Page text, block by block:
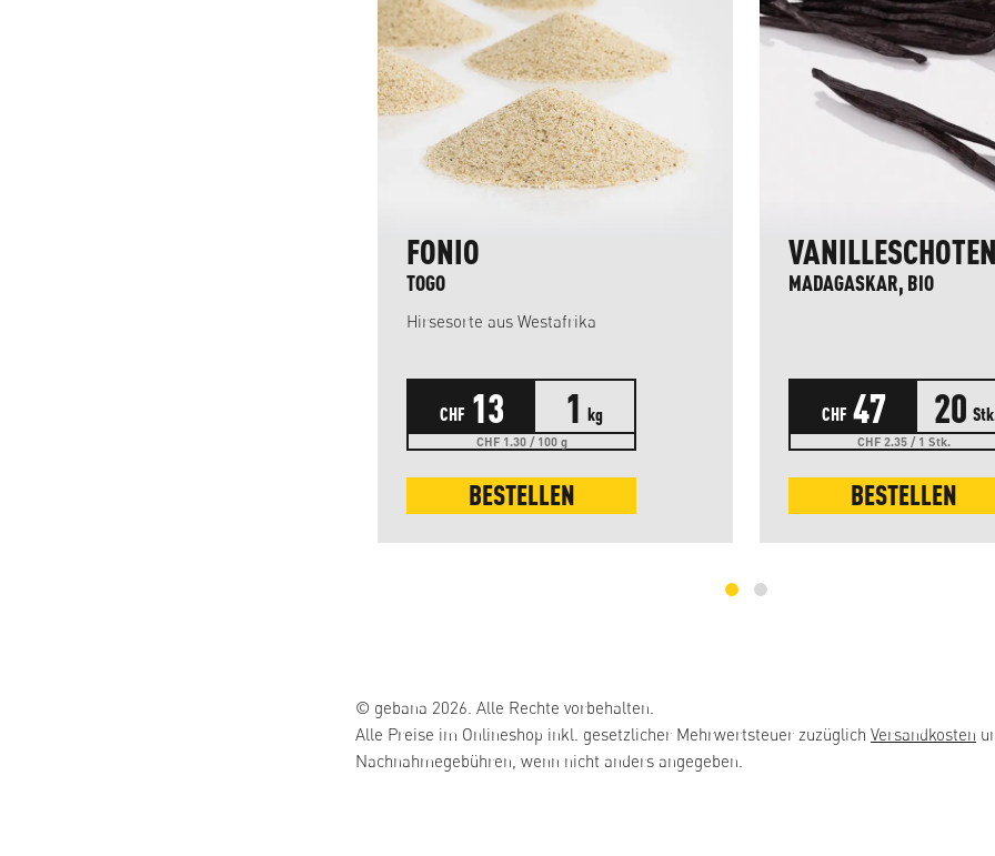
FONIO
TOGO
Hirsesorte aus Westafrika
CHF 13 1 kg
CHF 1.30 / 100 g
BESTELLEN
VANILLESCHOTEN
MADAGASKAR, BIO
CHF 47 20 Stk.
CHF 2.35 / 1 Stk.
BESTELLEN
© gebana 2026. Alle Rechte vorbehalten.
Alle Preise im Onlineshop inkl. gesetzlicher Mehrwertsteuer zuzüglich Versandkosten
Nachnahmegebühren, wenn nicht anders angegeben.